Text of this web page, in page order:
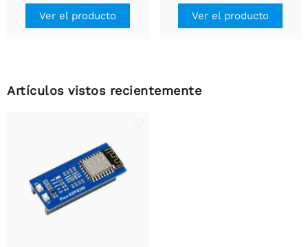
Ver el producto Ver el producto
Artículos vistos recientemente